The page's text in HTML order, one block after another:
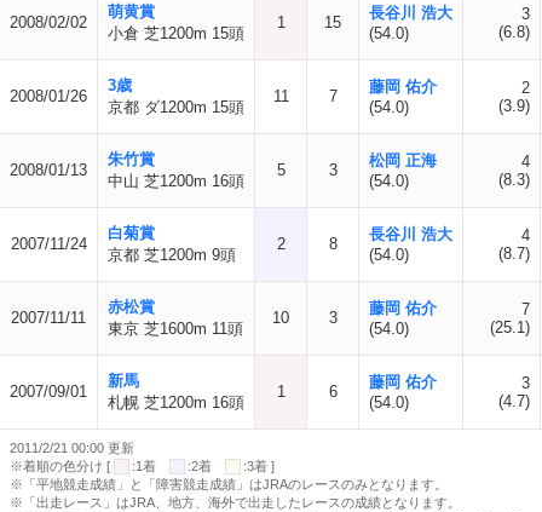
2008/02/02
萌黄賞
小倉 芝1200m 15頭
1 15
長谷川 浩大
(54.0)
3
(6.8)
2008/01/26
3歳
京都 ダ1200m 15頭
11 7
藤岡 佑介
(54.0)
2
(3.9)
2008/01/13
朱竹賞
中山 芝1200m 16頭
5 3
松岡 正海
(54.0)
4
(8.3)
2007/11/24
白菊賞
京都 芝1200m 9頭
2 8
長谷川 浩大
(54.0)
4
(8.7)
2007/11/11
赤松賞
東京 芝1600m 11頭
10 3
藤岡 佑介
(54.0)
7
(25.1)
2007/09/01
新馬
札幌 芝1200m 16頭
1 6
藤岡 佑介
(54.0)
3
(4.7)
2011/2/21 00:00 更新
※着順の色分け [
:1着 :2着
:3着 ]
※「平地競走成績」と「障害競走成績」はJRAのレースのみとなります。
※「出走レース」はJRA、地方、海外で出走したレースの成績となります。